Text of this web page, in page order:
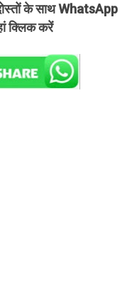
के साथ WhatsApp
क्लिक करें